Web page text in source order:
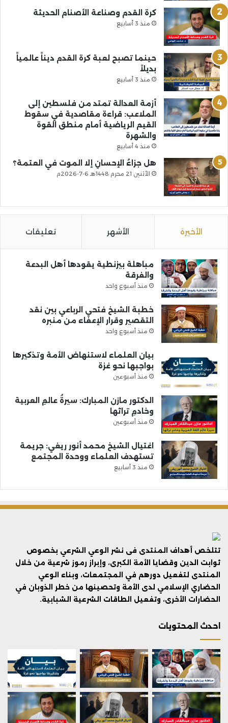
كرة القدم وصناعة الأصنام الحديثة
منذ 3 أسابيع
حينما تصبح لعبة كرة القدم ديناً عالمياً
بديلاً
منذ 3 أسابيع
أزمة العدالة تمتد من فلسطين إلى
الملاعب: قراءة مقاصدية في سقوط
القيم الرياضية أمام منطق القوة
والشهرة
منذ 4 أسابيع
هل جزاءُ الإحسانِ إلا الموت في العتمة؟
الأثنين 21 محرم 1448هـ 6-7-2026م
الأخيرة الأشهر تعليقات
مباهلة بيزنطية يقودها أهل البدعة
والفرقة
منذ أسبوع واحد
خطبة الشيخ فتحي الرباعي بين نقد
التقصير وقرار الإعفاء من منبره
منذ أسبوع واحد
بيان العلماء لاستنهاض الأمة وتذكيرها
بواجبها نحو غزة
منذ أسبوعين
الدكتور مازن المبارك: سيرةُ عالمِ العربية
وخادمِ تراثها
منذ أسبوعين
اغتيال الشيخ محمد أنور ريغي: جريمة
تستهدف العلماء ووحدة المجتمع
منذ 3 أسابيع
تتلخص أهداف المنتدى فى نشر الوعي الشرعي بخصوص
ثوابت الدين وقضايا الأمة الكبرى، وإبراز رموز شرعية من خلال
المنتدى لتفعيل دورهم في المجتمعات، وبناء الوعي
الحضاري الإسلامي لدى الأمة وتحصينها من خطر الذوبان في
الحضارات الأخرى، وتفعيل الطاقات الشرعية الشبابية.
احدث المحتويات